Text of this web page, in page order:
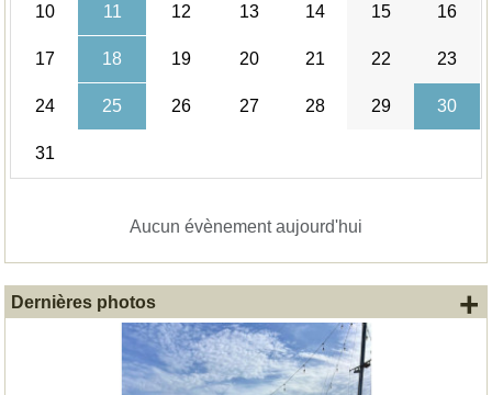
10 11 12 13 14 15 16
17 18 19 20 21 22 23
24 25 26 27 28 29 30
31
Aucun évènement aujourd'hui
Dernières photos +